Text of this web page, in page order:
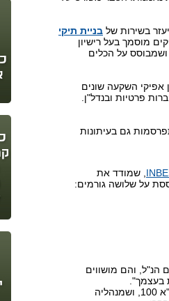
בשירות של בניית תיקי
מוסמך בעל רישיון
על הכלים
אפיקי השקעה שונים
פרטיות ובנדל"ן.
גם בעיתונות
, שמודד את
על שלושה גורמים:
והם מושווים
בעצמך".
לדוגמא: ניתן לרכוש קרן נאמנות שמשקיעה במניות של מדד ת"א 100, ושמנהליה